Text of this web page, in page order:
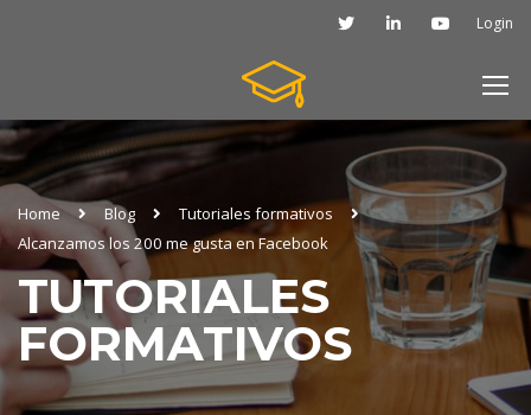
Login
Home Blog
Tutoriales formativos
Alcanzamos los 200 me gusta en Facebook
TUTORIALES
FORMATIVOS